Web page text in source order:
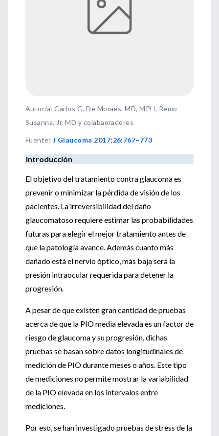
Autor/a: Carlos G. De Moraes, MD, MPH, Remo
Susanna, Jr, MD y colabaoradores
Fuente: J Glaucoma 2017;26:767–773
Introducción
El objetivo del tratamiento contra glaucoma es
prevenir o minimizar la pérdida de visión de los
pacientes. La irreversibilidad del daño
glaucomatoso requiere estimar las probabilidades
futuras para elegir el mejor tratamiento antes de
que la patología avance. Además cuanto más
dañado está el nervio óptico, más baja será la
presión intraocular requerida para detener la
progresión.
A pesar de que existen gran cantidad de pruebas
acerca de que la PIO media elevada es un factor de
riesgo de glaucoma y su progresión, dichas
pruebas se basan sobre datos longitudinales de
medición de PIO durante meses o años. Este tipo
de mediciones no permite mostrar la variabilidad
de la PIO elevada en los intervalos entre
mediciones.
Por eso, se han investigado pruebas de stress de la